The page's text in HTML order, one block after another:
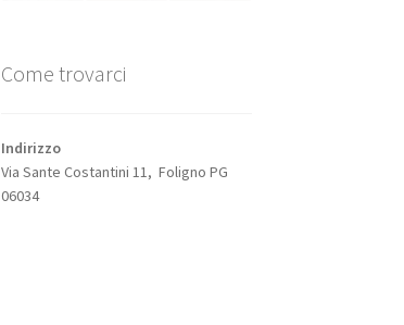
Come trovarci
Indirizzo
Via Sante Costantini 11, Foligno PG
06034